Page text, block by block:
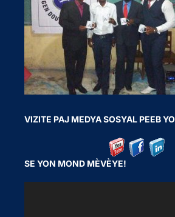
VIZITE PAJ MEDYA SOSYAL PEEB YO
SE YON MOND MÈVÈYE!